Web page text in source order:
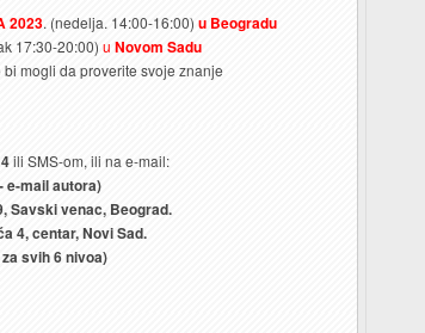
2023. (nedelja. 14:00-16:00) u Beogradu
17:30-20:00) u Novom Sadu
mogli da proverite svoje znanje
ili SMS-om, ili na e-mail:
- e-mail autora)
Savski venac, Beograd.
4, centar, Novi Sad.
svih 6 nivoa)